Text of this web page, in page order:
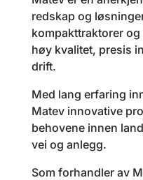
redskap og
kompakttraktorer
høy kvalitet, presis
drift.
Med lang erfaring
Matev innovative
behovene innen
vei og anlegg.
Som forhandler av